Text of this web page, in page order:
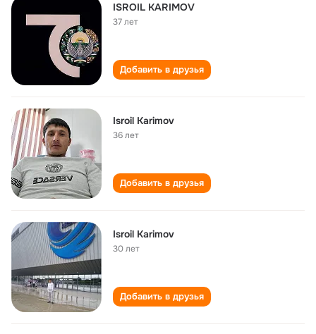
ISROIL KARIMOV
37 лет
Добавить в друзья
Isroil Karimov
36 лет
Добавить в друзья
Isroil Karimov
30 лет
Добавить в друзья